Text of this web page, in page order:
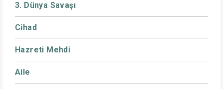
3. Dünya Savaşı
Cihad
Hazreti Mehdi
Aile